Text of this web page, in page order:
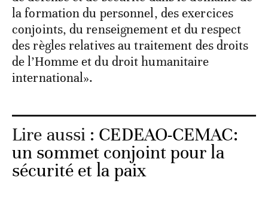
la formation du personnel, des exercices
conjoints, du renseignement et du respect
des règles relatives au traitement des droits
de l’Homme et du droit humanitaire
international».
Lire aussi : CEDEAO-CEMAC:
un sommet conjoint pour la
sécurité et la paix